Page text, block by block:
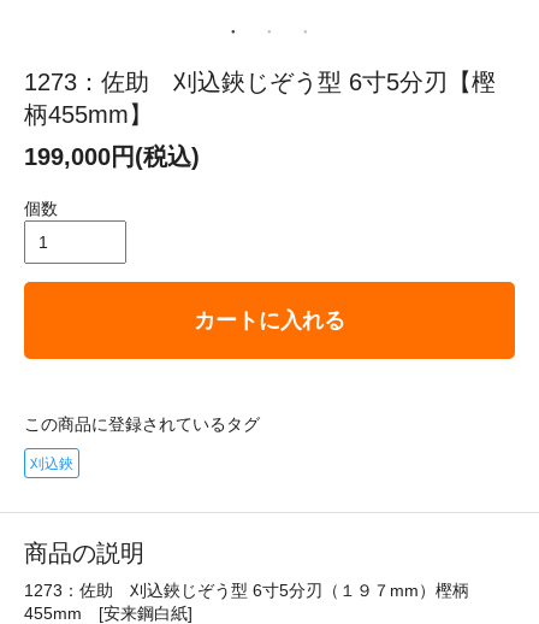
1273：佐助 刈込鋏じぞう型 6寸5分刃【樫
柄455mm】
199,000円(税込)
個数
カートに入れる
この商品に登録されているタグ
刈込鋏
商品の説明
1273：佐助 刈込鋏じぞう型 6寸5分刃（１９７mm）樫柄
455mm [安来鋼白紙]